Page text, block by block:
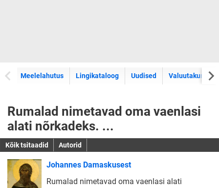
Meelelahutus Lingikataloog Uudised Valuutakursid
Rumalad nimetavad oma vaenlasi
alati nõrkadeks. ...
Kõik tsitaadid Autorid
Johannes Damaskusest
Rumalad nimetavad oma vaenlasi alati